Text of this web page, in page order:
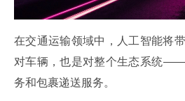
在交通运输领域中，人工智能将
对车辆，也是对整个生态系统
务和包裹递送服务。